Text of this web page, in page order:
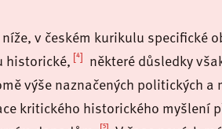
v českém kurikulu specifické
historické, [4] některé důsledky
výše naznačených politických
kritického historického myšlení